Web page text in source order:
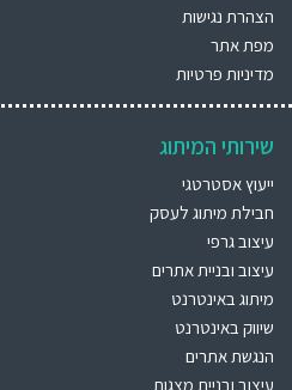
הצהרת נגישות
מפת אתר
מדיניות פרטיות
שירותי המיתוג
ייעוץ אסטרטגי
חבילת מיתוג לעסק
עיצוב גרפי
עיצוב ובניית אתרים
מיתוג באינטרנט
שיווק באינטרנט
הנגשת אתרים
עיצוב ובניית מצגות